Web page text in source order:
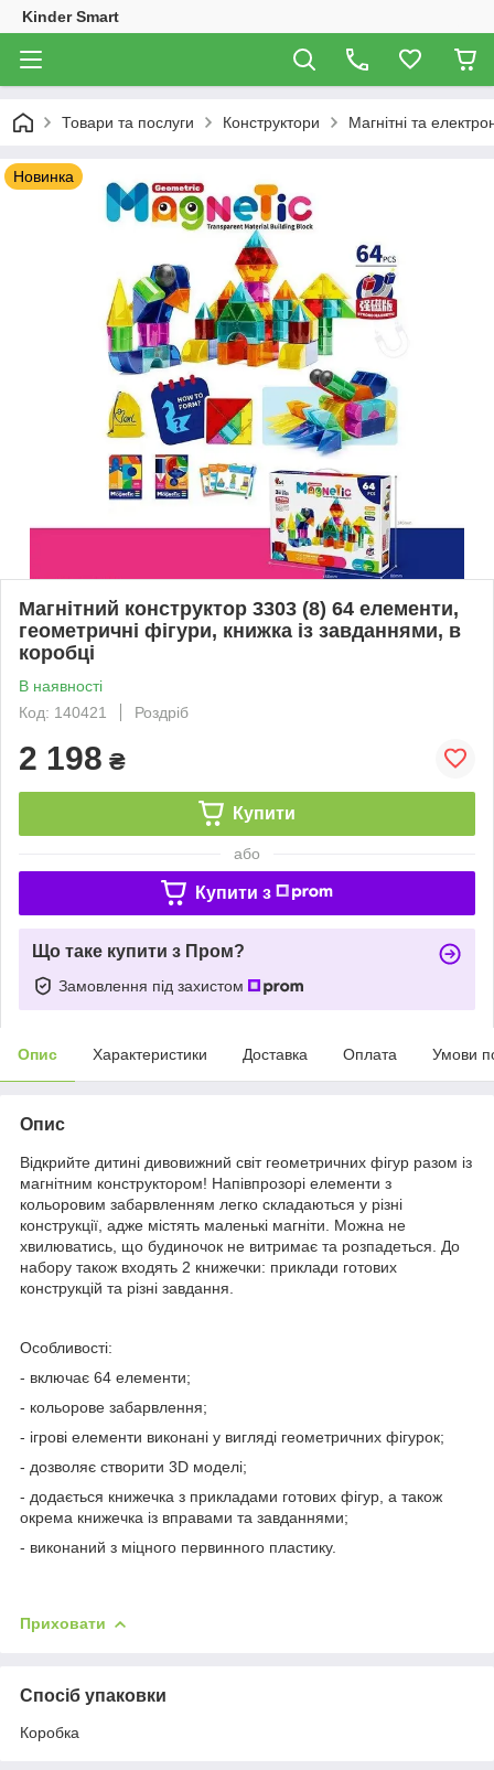
Kinder Smart
Товари та послуги Конструктори Магнітні та
Новинка
Магнітний конструктор 3303 (8) 64 елементи,
геометричні фігури, книжка із завданнями, в
коробці
В наявності
Код: 140421
Роздріб
2 198 ₴
Купити
або
Купити з
Що таке купити з Пром?
Замовлення під захистом
Опис Характеристики Доставка Оплата Умови
Опис
Відкрийте дитині дивовижний світ геометричних фігур разом із
магнітним конструктором! Напівпрозорі елементи з
кольоровим забарвленням легко складаються у різні
конструкції, адже містять маленькі магніти. Можна не
хвилюватись, що будиночок не витримає та розпадеться. До
набору також входять 2 книжечки: приклади готових
конструкцій та різні завдання.
Особливості:
- включає 64 елементи;
- кольорове забарвлення;
- ігрові елементи виконані у вигляді геометричних фігурок;
- дозволяє створити 3D моделі;
- додається книжечка з прикладами готових фігур, а також
окрема книжечка із вправами та завданнями;
- виконаний з міцного первинного пластику.
Приховати
Спосіб упаковки
Коробка